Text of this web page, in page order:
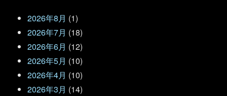
2026年8月 (1)
2026年7月 (18)
2026年6月 (12)
2026年5月 (10)
2026年4月 (10)
2026年3月 (14)